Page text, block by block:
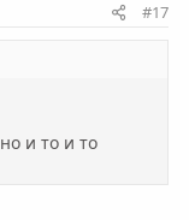
#17
и то и то